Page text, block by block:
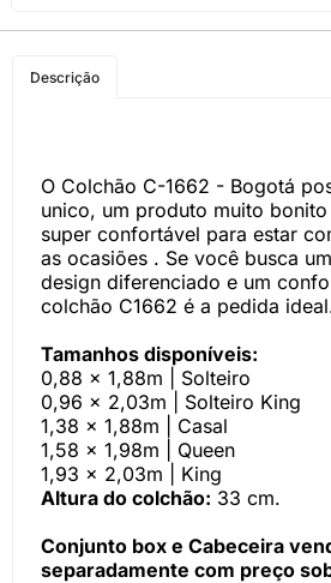
Descrição
O Colchão C-1662 - Bogotá
unico, um produto muito
super confortável para estar
as ocasiões . Se você busca
design diferenciado e um
colchão C1662 é a pedida
Tamanhos disponíveis:
0,88 x 1,88m | Solteiro
0,96 x 2,03m | Solteiro King
1,38 x 1,88m | Casal
1,58 x 1,98m | Queen
1,93 x 2,03m | King
Altura do colchão: 33 cm.
Conjunto box e Cabeceira
separadamente com preço